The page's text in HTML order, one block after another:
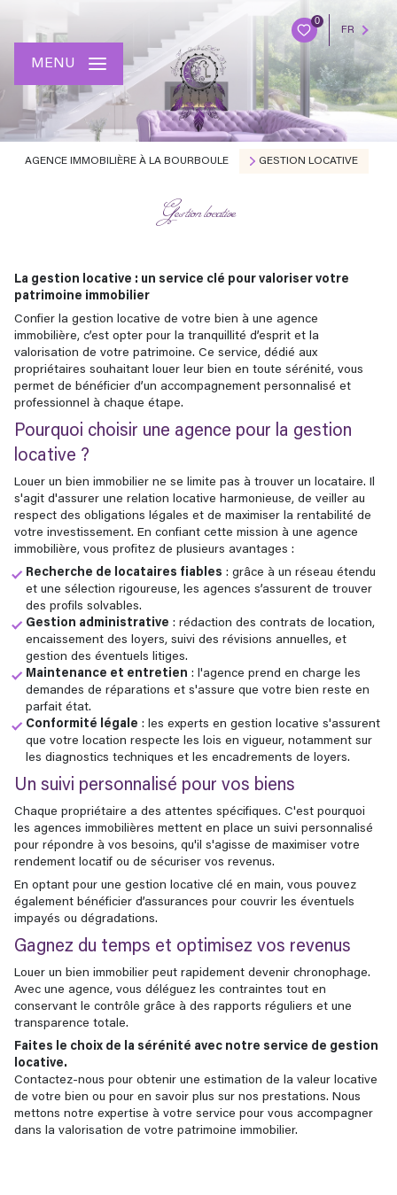
0
FR
MENU
AGENCE IMMOBILIÈRE À LA BOURBOULE GESTION LOCATIVE
Gestion locative
La gestion locative : un service clé pour valoriser votre
patrimoine immobilier
Confier la gestion locative de votre bien à une agence
immobilière, c’est opter pour la tranquillité d’esprit et la
valorisation de votre patrimoine. Ce service, dédié aux
propriétaires souhaitant louer leur bien en toute sérénité, vous
permet de bénéficier d’un accompagnement personnalisé et
professionnel à chaque étape.
Pourquoi choisir une agence pour la gestion
locative ?
Louer un bien immobilier ne se limite pas à trouver un locataire. Il
s'agit d'assurer une relation locative harmonieuse, de veiller au
respect des obligations légales et de maximiser la rentabilité de
votre investissement. En confiant cette mission à une agence
immobilière, vous profitez de plusieurs avantages :
Recherche de locataires fiables : grâce à un réseau étendu
et une sélection rigoureuse, les agences s’assurent de trouver
des profils solvables.
Gestion administrative : rédaction des contrats de location,
encaissement des loyers, suivi des révisions annuelles, et
gestion des éventuels litiges.
Maintenance et entretien : l'agence prend en charge les
demandes de réparations et s'assure que votre bien reste en
parfait état.
Conformité légale : les experts en gestion locative s'assurent
que votre location respecte les lois en vigueur, notamment sur
les diagnostics techniques et les encadrements de loyers.
Un suivi personnalisé pour vos biens
Chaque propriétaire a des attentes spécifiques. C'est pourquoi
les agences immobilières mettent en place un suivi personnalisé
pour répondre à vos besoins, qu'il s'agisse de maximiser votre
rendement locatif ou de sécuriser vos revenus.
En optant pour une gestion locative clé en main, vous pouvez
également bénéficier d’assurances pour couvrir les éventuels
impayés ou dégradations.
Gagnez du temps et optimisez vos revenus
Louer un bien immobilier peut rapidement devenir chronophage.
Avec une agence, vous déléguez les contraintes tout en
conservant le contrôle grâce à des rapports réguliers et une
transparence totale.
Faites le choix de la sérénité avec notre service de gestion
locative.
Contactez-nous pour obtenir une estimation de la valeur locative
de votre bien ou pour en savoir plus sur nos prestations. Nous
mettons notre expertise à votre service pour vous accompagner
dans la valorisation de votre patrimoine immobilier.